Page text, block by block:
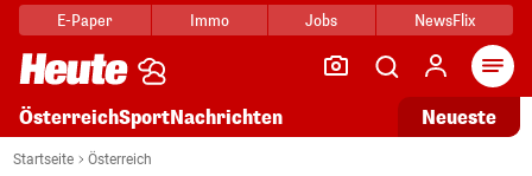
E-Paper Immo Jobs NewsFlix
ÖsterreichSportNachrichten Neueste
Startseite Österreich